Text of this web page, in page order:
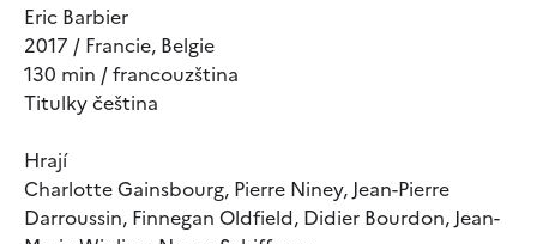
Eric Barbier
2017 / Francie, Belgie
130 min / francouzština
Titulky čeština
Hrají
Charlotte Gainsbourg, Pierre Niney, Jean-Pierre
Darroussin, Finnegan Oldfield, Didier Bourdon, Jean-